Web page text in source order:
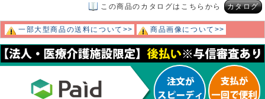
この商品のカタログはこちらから カタログ
一部大型商品の送料について>> 商品画像について>>